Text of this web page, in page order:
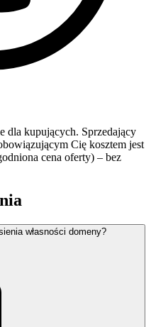
dla kupujących. Sprzedający
Cię kosztem jest
cena oferty) – bez
własności domeny?